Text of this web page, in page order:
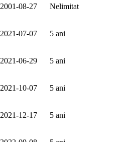
2001‑08‑27 Nelimitat
2021‑07‑07 5 ani
2021‑06‑29 5 ani
2021‑10‑07 5 ani
2021‑12‑17 5 ani